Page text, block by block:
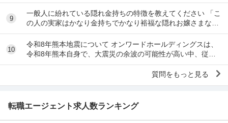
9
一般人に紛れている隠れ金持ちの特徴を教えてください 「こ
の人の実家はかなり金持ちでかなり裕福な隠れお嬢さまなん
だな」とわかる特徴を教えてください 私の...
10
令和8年熊本地震について オンワードホールディングスは、
令和8年熊本自身で、大震災の余波の可能性が高い中、従業
員に売上金の確保（金庫への預け入れ）を優先さ...
質問をもっと見る
転職エージェント求人数ランキング